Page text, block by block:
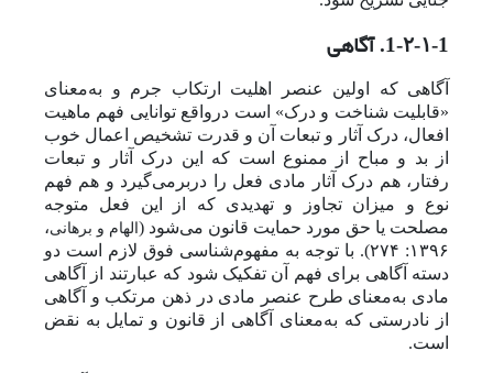
1-۲-۱-1. آگاهی
آگاهی که اولین عنصر اهلیت ارتکاب جرم و به‌معنای
«قابلیت شناخت و درک» است درواقع توانایی فهم ماهیت
افعال، درک آثار و تبعات آن و قدرت تشخیص اعمال خوب
از بد و مباح از ممنوع است که این درک آثار و تبعات
رفتار، هم درک آثار مادی فعل را دربر‌می‌گیرد و هم فهم
نوع و میزان تجاوز و تهدیدی که از این فعل متوجه
مصلحت یا حق مورد حمایت قانون می‌شود ( الهام و برهانی،
۱۳۹۶: ۲۷۴)
. با توجه به مفهوم‌شناسی فوق لازم است دو
دسته آگاهی برای فهم آن تفکیک شود که عبارتند از آگاهی
مادی به‌معنای طرح عنصر مادی در ذهن مرتکب و آگاهی
از نادرستی که به‌معنای آگاهی از قانون و تمایل به نقض
است.